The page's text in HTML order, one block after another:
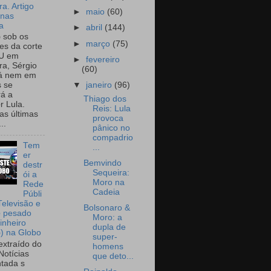
Artigo
sob os
da corte
em
Sérgio
nem em
se
a
Lula.
últimas
Tem
er
destr
ói a
Rede
Públi
e
pesado
na Globo
do
s
► maio (60)
►abril (144)
► março (75)
►fevereiro
(60)
▼ janeiro (96)
Thiago dos
Reis: Lula
provoca
pânico no
compadrio
Bemvindo
Sequeira:
Moro na
Cadeia
Bolsonaro &
Moro: a
dupla de
super-
homens
que deto...